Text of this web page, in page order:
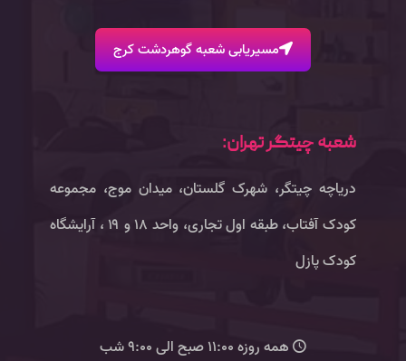
مسیریابی شعبه گوهردشت کرج
شعبه چیتگر تهران:
دریاچه چیتگر، شهرک گلستان، میدان موج، مجموعه
کودک آفتاب، طبقه اول تجاری، واحد ۱۸ و ۱۹ ، آرایشگاه
کودک پازل
همه روزه 11:00 صبح الی 9:00 شب